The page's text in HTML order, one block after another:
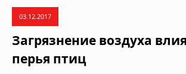
03.12.2017
Загрязнение воздуха
перья птиц